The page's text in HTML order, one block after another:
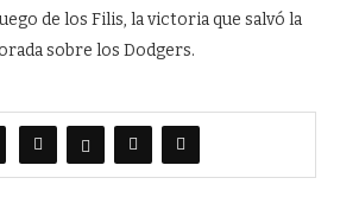
de los Filis, la victoria que salvó la
sobre los Dodgers.